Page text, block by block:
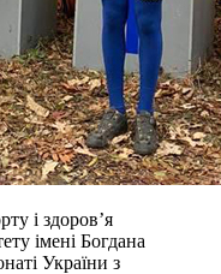
і здоровʼя
імені Богдана
України з